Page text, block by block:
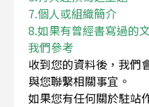
7.個人或組織簡介
8.如果有曾經書寫過的
我們參考
收到您的資料後，我們
與您聯繫相關事宜。
如果您有任何關於駐站